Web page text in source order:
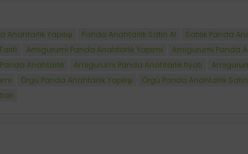
Anahtarlık Yapılışı Panda Anahtarlık Satın Al Satılık Panda
Amigurumi Panda Anahtarlık Yapımı
Amigurumi Panda
Anahtarlık Amigurumi Panda Anahtarlık fiyatı
Örgü Panda Anahtarlık Yapılışı Örgü Panda Anahtarlık